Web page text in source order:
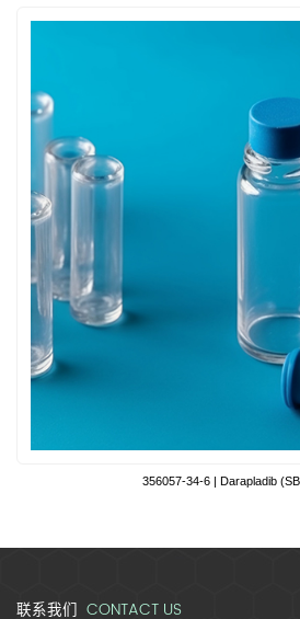
356057-34-6 | Darapladib
联系我们 CONTACT US